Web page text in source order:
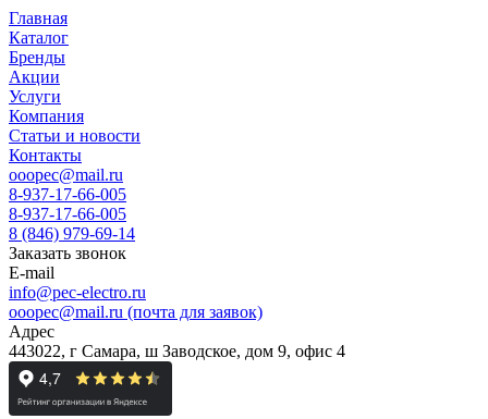
Главная
Каталог
Бренды
Акции
Услуги
Компания
Статьи и новости
Контакты
ooopec@mail.ru
8-937-17-66-005
8-937-17-66-005
8 (846) 979-69-14
Заказать звонок
E-mail
info@pec-electro.ru
ooopec@mail.ru (почта для заявок)
Адрес
443022, г Самара, ш Заводское, дом 9, офис 4